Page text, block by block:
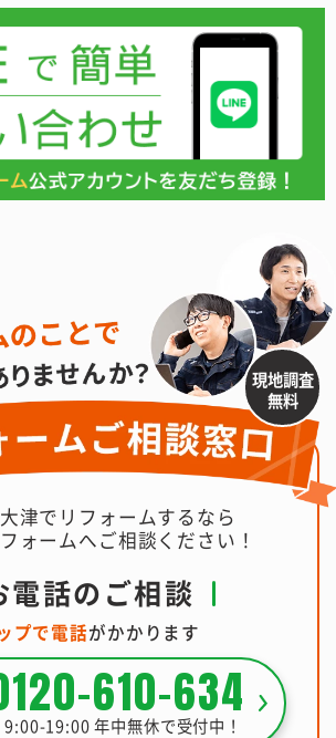
現地調査
無料
津でリフォームするなら
ォームへご相談ください！
電話のご相談
プで電話がかかります
610-634
9:00-19:00 年中無休で受付中！